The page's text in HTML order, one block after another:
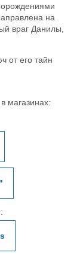
на
враг Данилы,
от его тайн
магазинах: